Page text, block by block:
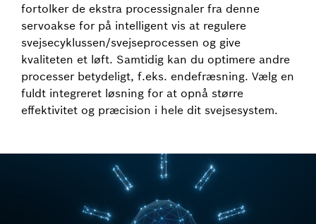
fortolker de ekstra processignaler fra denne
servoakse for på intelligent vis at regulere
svejsecyklussen/svejseprocessen og give
kvaliteten et løft. Samtidig kan du optimere andre
processer betydeligt, f.eks. endefræsning. Vælg en
fuldt integreret løsning for at opnå større
effektivitet og præcision i hele dit svejsesystem.